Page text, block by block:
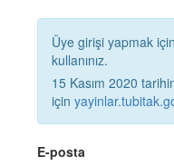
Üye girişi yapmak için
kullanınız.
15 Kasım 2020
için
E-posta